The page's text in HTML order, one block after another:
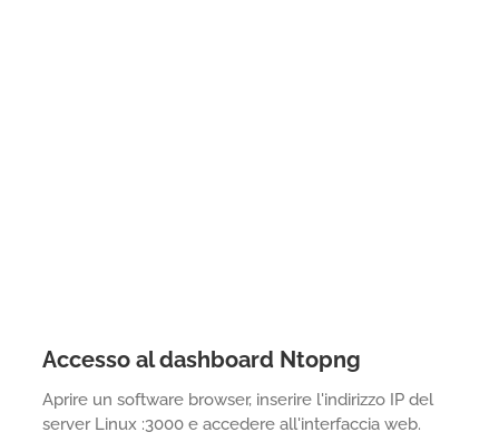
Accesso al dashboard Ntopng
Aprire un software browser, inserire l'indirizzo IP del
server Linux :3000 e accedere all'interfaccia web.